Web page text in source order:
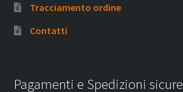
Tracciamento ordine
Contatti
Pagamenti e Spedizioni sicure